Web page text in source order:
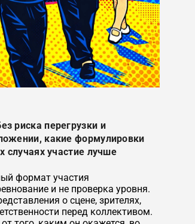
риска перегрузки и
какие формулировки
случаях участие лучше
формат участия
и не проверка уровня.
о сцене, зрителях,
перед коллективом.